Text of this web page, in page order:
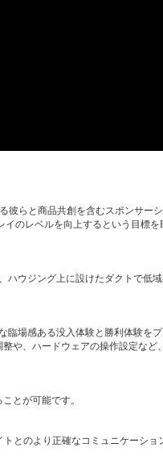
彼らと商品共創を含むスポンサー
のレベルを向上するという目標を
ハウジング上に設けたダクトで低
臨場感ある没入体験と勝利体験を
や、ハードウェアの操作設定など
とが可能です。
とのより正確なコミュニケーショ